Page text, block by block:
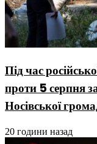
Під час
проти 5 серпня
Носівської
20 години назад